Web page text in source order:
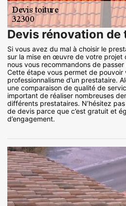
Devis rénovation de
Si vous avez du mal à choisir le
sur la mise en œuvre de votre projet
nous vous recommandons de
Cette étape vous permet de pouvoir
professionnalisme d’un prestataire.
une comparaison de qualité de
important de réaliser nombreuses
différents prestataires. N’hésitez
de devis parce que c’est gratuit et
d’engagement.